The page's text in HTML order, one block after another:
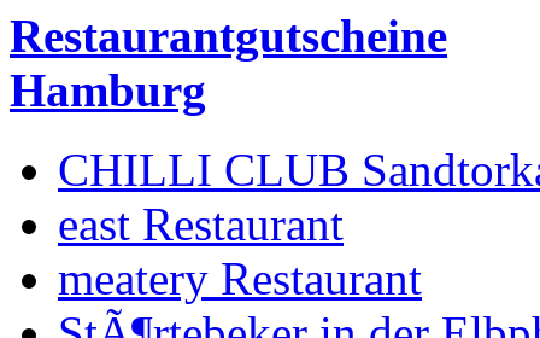
Restaurantgutscheine
Hamburg
CHILLI CLUB
east Restaurant
meatery Restaurant